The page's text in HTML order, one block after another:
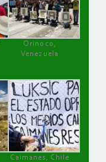
Orinoco,
Venezuela
Caimanes, Chile